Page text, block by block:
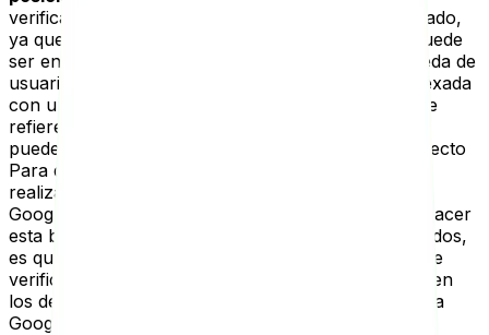
verificar que el sitio web está correctamente indexado,
ya que esta es la única manera en que una web puede
ser encontrada en internet a través de una búsqueda de
usuario. Pero no debemos confundir una web indexada
con una web pública, ya que este último término se
refiere a una web que está abierta y los usuarios
pueden acceder a ella solo mediante un acceso directo
Para determinar si una web está indexada puedes
realizar acciones como realizar una búsqueda en
Google con el nombre de tu empresa y URL: si al hacer
esta búsqueda tu web no aparece entre los resultados,
es que no está correctamente indexada. Después de
verificar que el sitio está indexado, podrás trabajar en
los demás factores de SEO On Page relevantes para
Google